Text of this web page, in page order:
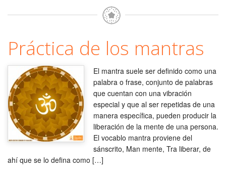
Práctica de los mantras
El mantra suele ser definido como una
palabra o frase, conjunto de palabras
que cuentan con una vibración
especial y que al ser repetidas de una
manera específica, pueden producir la
liberación de la mente de una persona.
El vocablo mantra proviene del
sánscrito, Man mente, Tra liberar, de
ahí que se lo defina como […]